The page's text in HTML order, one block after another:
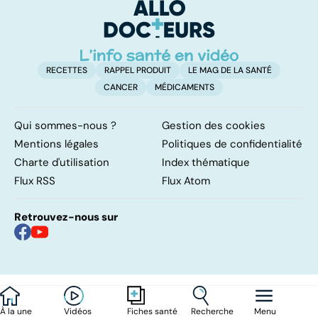
À la une Vidéos Fiches santé Recherche Menu
RECETTES RAPPEL PRODUIT
LE MAG DE LA SANTÉ
CANCER
MÉDICAMENTS
Qui sommes-nous ?
Gestion des cookies
Mentions légales
Politiques de confidentialité
Charte d'utilisation
Index thématique
Flux RSS
Flux Atom
Retrouvez-nous sur